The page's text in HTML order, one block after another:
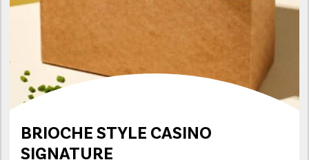
BRIOCHE STYLE CASINO
SIGNATURE